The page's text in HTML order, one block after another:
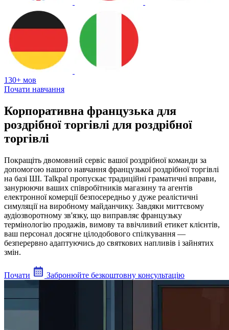
130+ мов
Почати навчання
Корпоративна французька для
роздрібної торгівлі для роздрібної
торгівлі
Покращіть двомовний сервіс вашої роздрібної команди за
допомогою нашого навчання французької роздрібної торгівлі
на базі ШІ. Talkpal пропускає традиційні граматичні вправи,
занурюючи ваших співробітників магазину та агентів
електронної комерції безпосередньо у дуже реалістичні
симуляції на виробному майданчику. Завдяки миттєвому
аудіозворотному зв'язку, що виправляє французьку
термінологію продажів, вимову та ввічливий етикет клієнтів,
ваш персонал досягне цілодобового спілкування —
безперервно адаптуючись до святкових напливів і зайнятих
змін.
Почати Забронюйте безкоштовну консультацію